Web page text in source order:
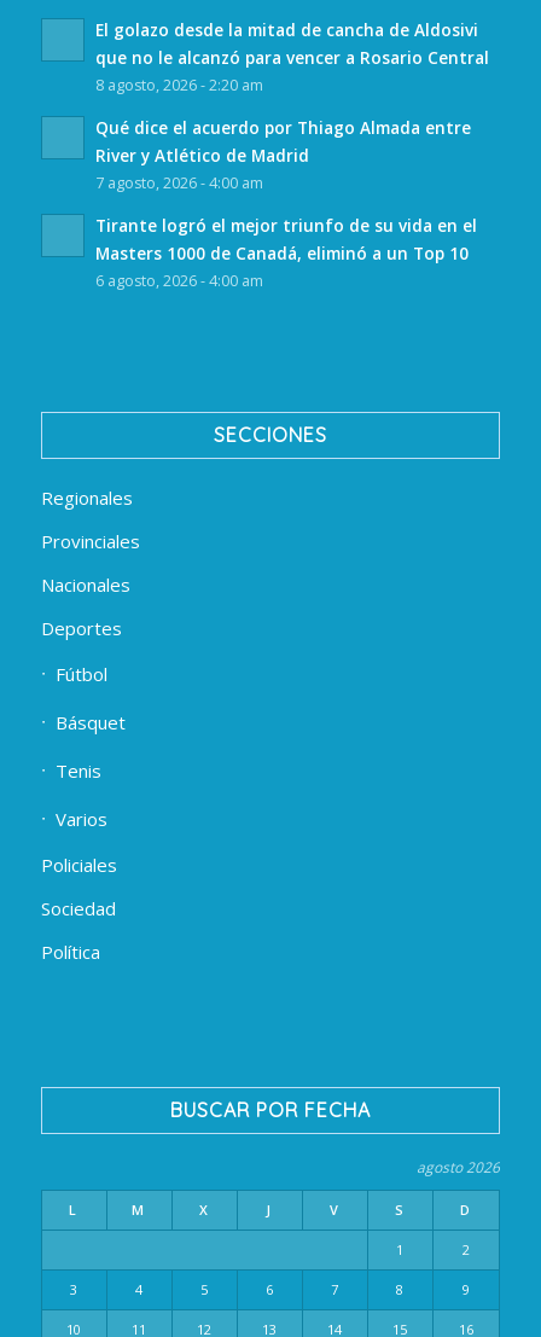
El golazo desde la mitad de cancha de Aldosivi
que no le alcanzó para vencer a Rosario Central
8 agosto, 2026 - 2:20 am
Qué dice el acuerdo por Thiago Almada entre
River y Atlético de Madrid
7 agosto, 2026 - 4:00 am
Tirante logró el mejor triunfo de su vida en el
Masters 1000 de Canadá, eliminó a un Top 10
6 agosto, 2026 - 4:00 am
SECCIONES
Regionales
Provinciales
Nacionales
Deportes
Fútbol
Básquet
Tenis
Varios
Policiales
Sociedad
Política
BUSCAR POR FECHA
agosto 2026
L M X J V S D
1 2
3 4 5 6 7 8 9
10 11 12 13 14 15 16